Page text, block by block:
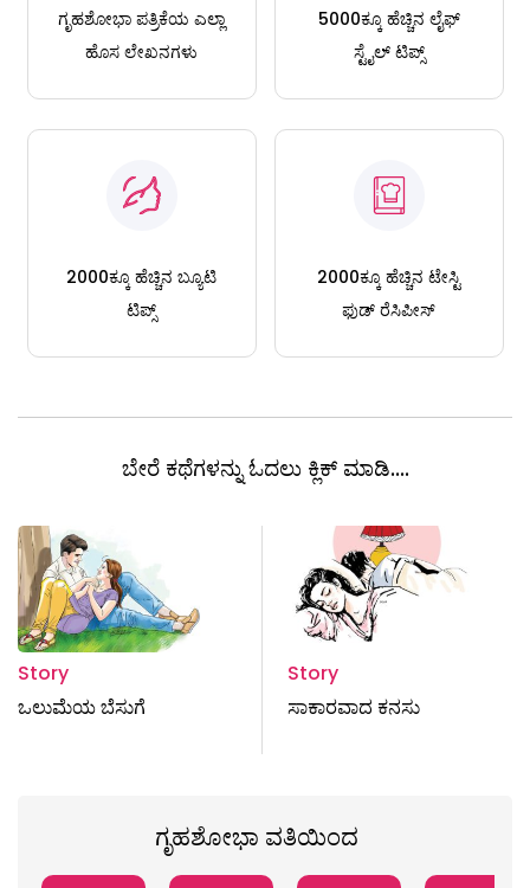
ಗೃಹಶೋಭಾ ಪತ್ರಿಕೆಯ ಎಲ್ಲಾ
ಹೊಸ ಲೇಖನಗಳು
5000ಕ್ಕೂ ಹೆಚ್ಚಿನ ಲೈಫ್
ಸ್ಟೈಲ್ ಟಿಪ್ಸ್
2000ಕ್ಕೂ ಹೆಚ್ಚಿನ ಬ್ಯೂಟಿ
ಟಿಪ್ಸ್
2000ಕ್ಕೂ ಹೆಚ್ಚಿನ ಟೇಸ್ಟಿ
ಫುಡ್ ರೆಸಿಪೀಸ್
ಬೇರೆ ಕಥೆಗಳನ್ನು ಓದಲು ಕ್ಲಿಕ್ ಮಾಡಿ....
Story
ಒಲುಮೆಯ ಬೆಸುಗೆ
Story
ಸಾಕಾರವಾದ ಕನಸು
ಗೃಹಶೋಭಾ ವತಿಯಿಂದ